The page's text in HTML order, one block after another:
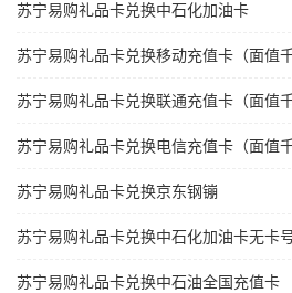
苏宁易购礼品卡兑换中石化加油卡
苏宁易购礼品卡兑换移动充值卡（面值
苏宁易购礼品卡兑换联通充值卡（面值
苏宁易购礼品卡兑换电信充值卡（面值
苏宁易购礼品卡兑换京东钢镚
苏宁易购礼品卡兑换中石化加油卡无卡
苏宁易购礼品卡兑换中石油全国充值卡